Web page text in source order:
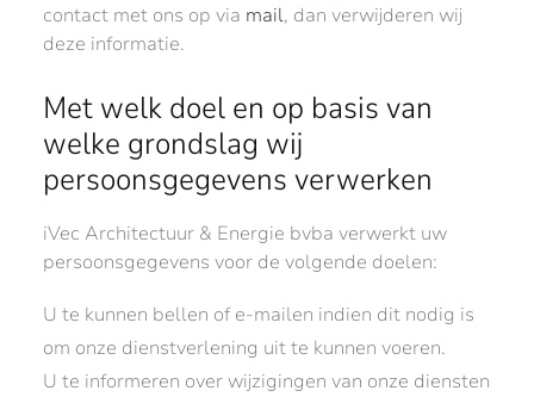
contact met ons op via mail, dan verwijderen wij
deze informatie.
Met welk doel en op basis van
welke grondslag wij
persoonsgegevens verwerken
iVec Architectuur & Energie bvba verwerkt uw
persoonsgegevens voor de volgende doelen:
U te kunnen bellen of e-mailen indien dit nodig is
om onze dienstverlening uit te kunnen voeren.
U te informeren over wijzigingen van onze diensten